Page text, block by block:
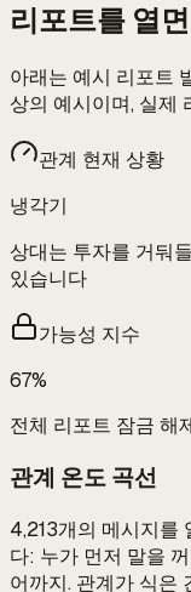
리포트를 열
아래는 예시 리포트
상의 예시이며, 실제
관계 현재 상황
냉각기
상대는 투자를 거둬
있습니다
가능성 지수
67%
전체 리포트 잠금 해
관계 온도 곡선
4,213개의 메시지를
다: 누가 먼저 말을
어까지. 관계가 식은